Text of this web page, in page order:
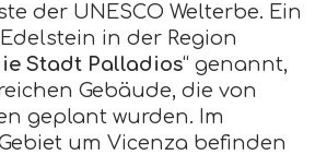
der UNESCO Welterbe. Ein
in der Region
Stadt Palladios“ genannt,
Gebäude, die von
geplant wurden. Im
um Vicenza befinden